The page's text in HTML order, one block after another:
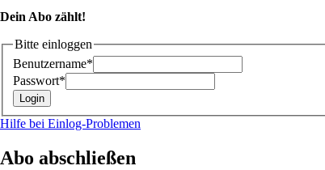
Dein Abo zählt!
Bitte einloggen
Benutzername*
Passwort*
Hilfe bei Einlog-Problemen
Abo abschließen